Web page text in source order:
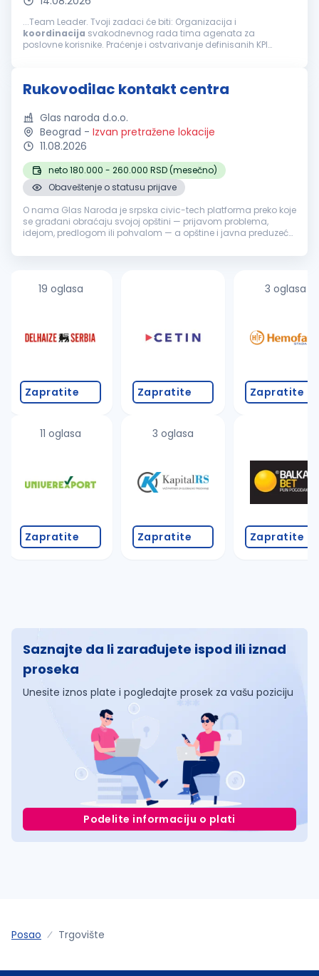
...Team Leader. Tvoji zadaci će biti: Organizacija i
koordinacija svakodnevnog rada tima agenata za
poslovne korisnike. Praćenje i ostvarivanje definisanih KPI
Rukovodilac kontakt centra
Glas naroda d.o.o.
Beograd - Izvan pretražene lokacije
11.08.2026
neto 180.000 - 260.000 RSD (mesečno)
Obaveštenje o statusu prijave
O nama Glas Naroda je srpska civic-tech platforma preko koje
se građani obraćaju svojoj opštini — prijavom problema,
idejom, predlogom ili pohvalom — a opštine i javna preduzeća
usmerava nadl...
19 oglasa
Zapratite
11 oglasa
Zapratite
Zapratite
3 oglasa
Zapratite
3 oglasa
Zapratite
Zapratite
Saznajte da li zarađujete ispod ili iznad
proseka
Unesite iznos plate i pogledajte prosek za vašu poziciju
Podelite informaciju o plati
Posao Trgovište